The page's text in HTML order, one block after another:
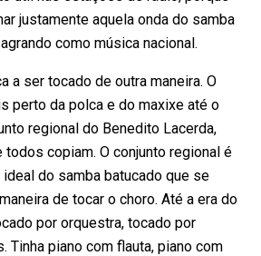
justamente aquela onda do samba
como música nacional.
a ser tocado de outra maneira. O
perto da polca e do maxixe até o
regional do Benedito Lacerda,
copiam. O conjunto regional é
do samba batucado que se
de tocar o choro. Até a era do
por orquestra, tocado por
Tinha piano com flauta, piano com